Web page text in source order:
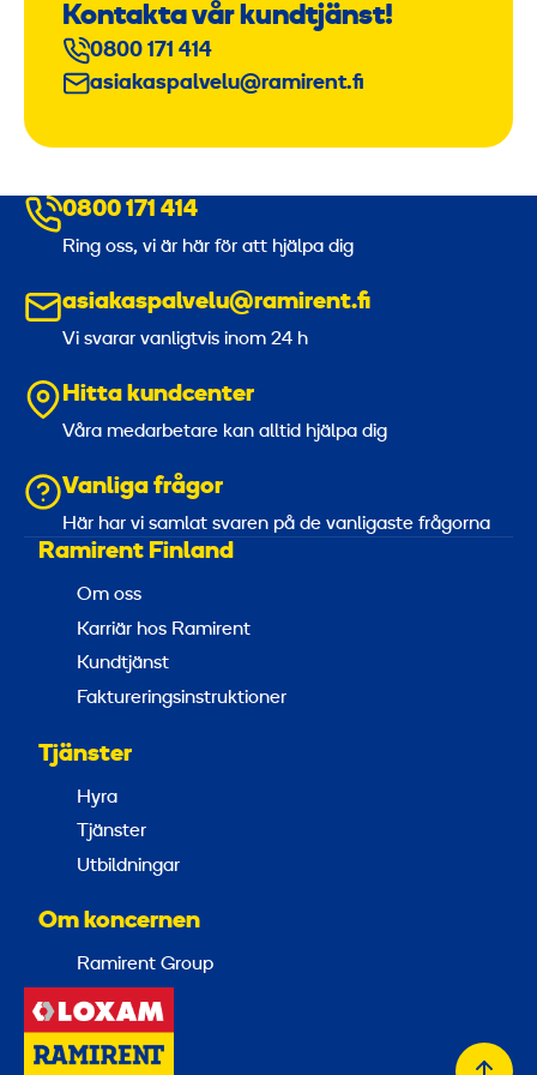
Kontakta vår kundtjänst!
0800 171 414
asiakaspalvelu@ramirent.fi
0800 171 414
Ring oss, vi är här för att hjälpa dig
asiakaspalvelu@ramirent.fi
Vi svarar vanligtvis inom 24 h
Hitta kundcenter
Våra medarbetare kan alltid hjälpa dig
Vanliga frågor
Här har vi samlat svaren på de vanligaste frågorna
Ramirent Finland
Om oss
Karriär hos Ramirent
Kundtjänst
Faktureringsinstruktioner
Tjänster
Hyra
Tjänster
Utbildningar
Om koncernen
Ramirent Group